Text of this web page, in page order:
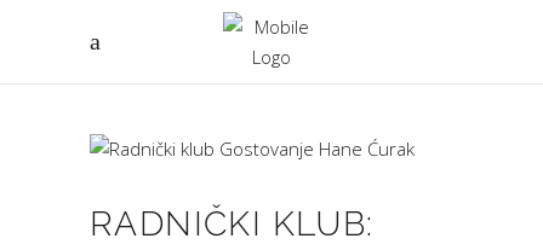
RADNIČKI KLUB: